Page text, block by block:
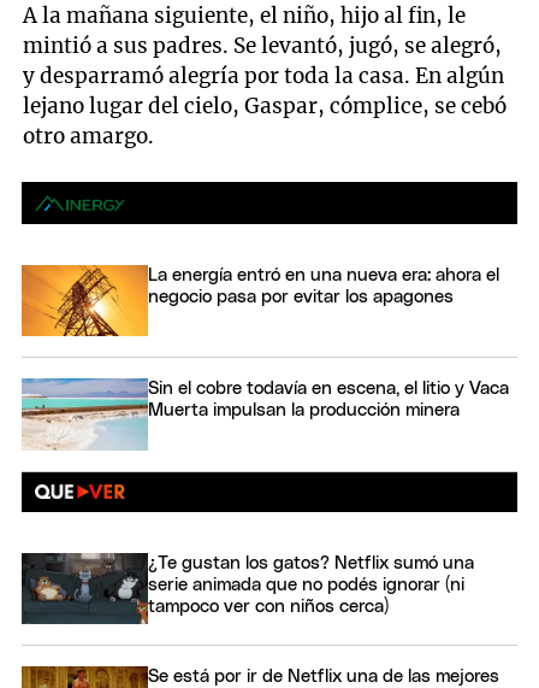
A la mañana siguiente, el niño, hijo al fin, le
mintió a sus padres. Se levantó, jugó, se alegró,
y desparramó alegría por toda la casa. En algún
lejano lugar del cielo, Gaspar, cómplice, se cebó
otro amargo.
La energía entró en una nueva era: ahora el
negocio pasa por evitar los apagones
Sin el cobre todavía en escena, el litio y Vaca
Muerta impulsan la producción minera
¿Te gustan los gatos? Netflix sumó una
serie animada que no podés ignorar (ni
tampoco ver con niños cerca)
Se está por ir de Netflix una de las mejores